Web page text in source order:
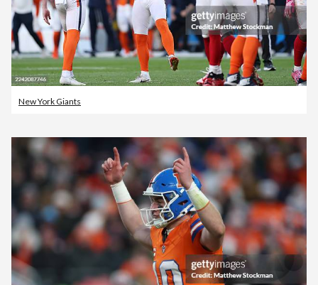
New York Giants